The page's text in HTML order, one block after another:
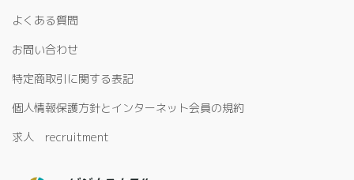
よくある質問
お問い合わせ
特定商取引に関する表記
個人情報保護方針とインターネット会員の規約
求人 recruitment